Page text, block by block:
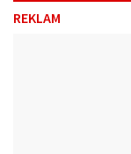
REKLAM